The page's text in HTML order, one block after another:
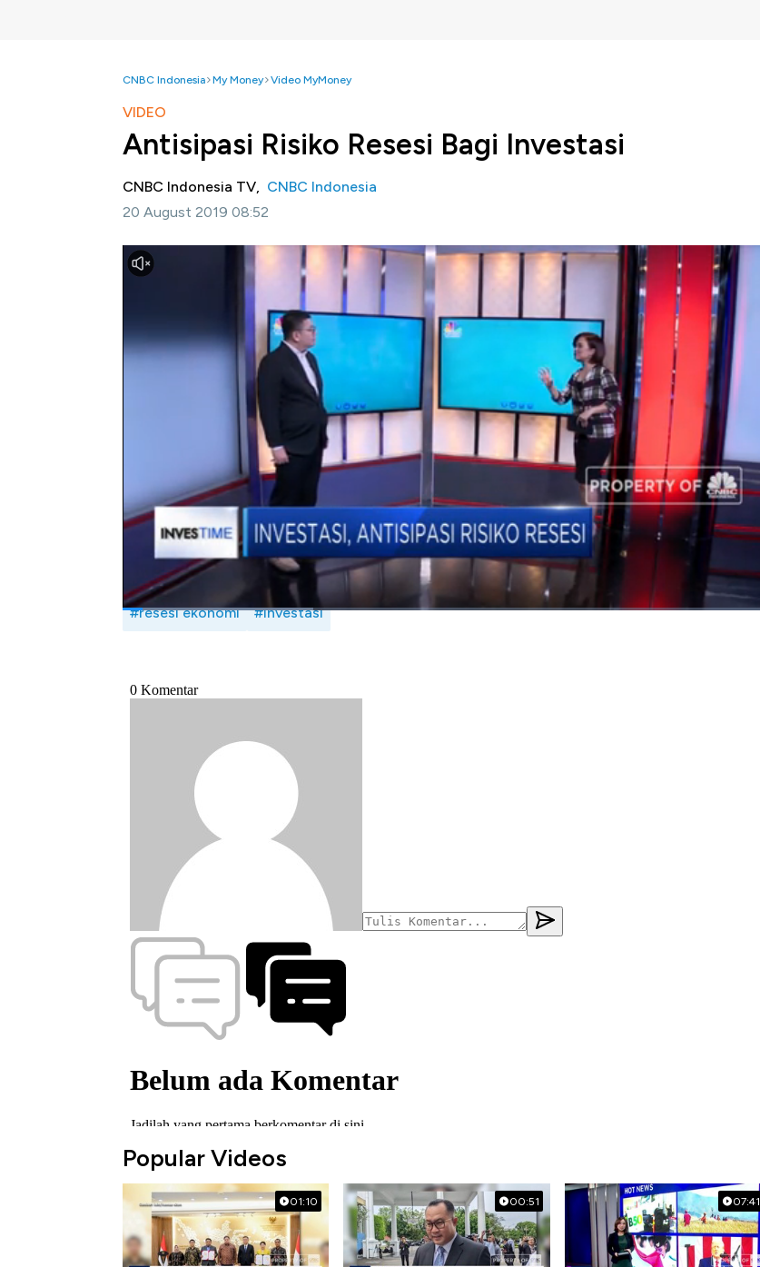
CNBC Indonesia My Money Video MyMoney
VIDEO
Antisipasi Risiko Resesi Bagi Investasi
CNBC Indonesia TV, CNBC Indonesia
20 August 2019 08:52
Jakarta, CNBC Indonesia-Berbagai sentimen telah memicu kekhawatiran terjadinya resesi global,
mulai dari genderang perang dagang AS-China yang belum berakhir, pelemahan mata uang China
hingga imbal hasil obligasi AS 2 tahun yang lebih tinggi dibanding obligasi tenor 10 tahun. Hal ini
tentu saja membuat investor berfikir ulang dalam mencari instrumen investasi yang stabil dalam
menghadapi ancaman resesi.
Direktur Panin Asset Management, Rudiyanto menjelaskan bahwa resesi bisa saja terjadi hanya saja
waktu resesi tidak selalu merugikan investasi, hal ini terbukti di waktu resesi 2007 - 2009 dimana
indeks Dow Jones naik 13% dan IHSG naik 16% .
Selengkapnya saksikan dialog Maria Katarina dengan Direktur Panin Asset Management, Rudiyanto
dalam Investime, CNBC Indonesia (Senin, 19/8/2019).
Bagikan:
#resesi ekonomi #investasi
Popular Videos
01:10 00:51 07:41